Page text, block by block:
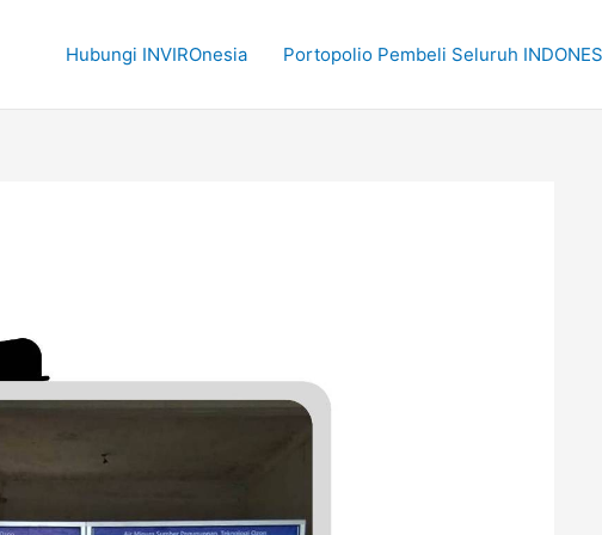
Hubungi INVIROnesia Portopolio Pembeli Seluruh